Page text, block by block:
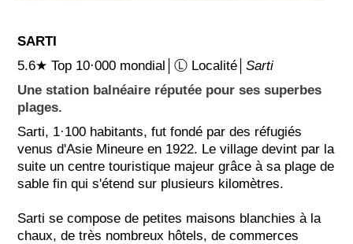
SARTI
5.6★ Top 10·000 mondial│Ⓛ Localité│Sarti
Une station balnéaire réputée pour ses superbes
plages.
Sarti, 1·100 habitants, fut fondé par des réfugiés
venus d'Asie Mineure en 1922. Le village devint par la
suite un centre touristique majeur grâce à sa plage de
sable fin qui s'étend sur plusieurs kilomètres.
Sarti se compose de petites maisons blanchies à la
chaux, de très nombreux hôtels, de commerces